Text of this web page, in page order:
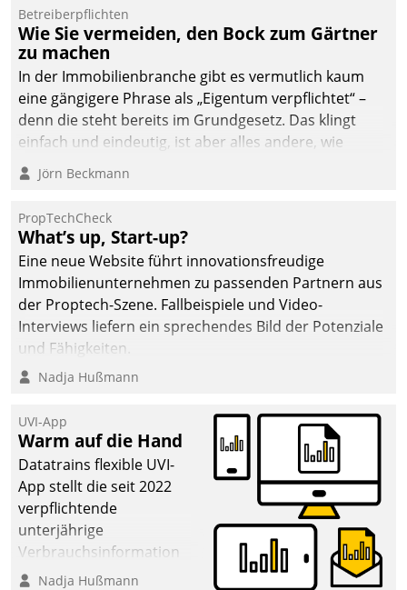
Betreiberpflichten
Wie Sie vermeiden, den Bock zum Gärtner
zu machen
In der Immobilienbranche gibt es vermutlich kaum
eine gängigere Phrase als „Eigentum verpflichtet“ –
denn die steht bereits im Grundgesetz. Das klingt
einfach und eindeutig, ist aber alles andere, wie
Branchenbeschäftigte wissen. Denn mit der
Verantwortung folgen Verpflichtungen.
Jörn Beckmann
PropTechCheck
What’s up, Start-up?
Eine neue Website führt innovationsfreudige
Immobilienunternehmen zu passenden Partnern aus
der Proptech-Szene. Fallbeispiele und Video-
Interviews liefern ein sprechendes Bild der Potenziale
und Fähigkeiten.
Nadja Hußmann
UVI-App
Warm auf die Hand
Datatrains flexible UVI-
App stellt die seit 2022
verpflichtende
unterjährige
Verbrauchsinformation
schnell, zuverlässig und
Nadja Hußmann